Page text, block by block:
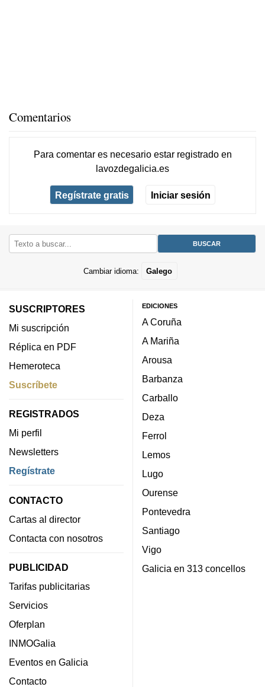
Comentarios
Para comentar es necesario estar registradoen
lavozdegalicia.es
Regístrate gratis Iniciar sesión
Cambiar idioma: Galego
SUSCRIPTORES
Mi suscripción
Réplica en PDF
Hemeroteca
Suscríbete
REGISTRADOS
Mi perfil
Newsletters
Regístrate
CONTACTO
Cartas al director
Contacta con nosotros
PUBLICIDAD
Tarifas publicitarias
Servicios
Oferplan
INMOGalia
Eventos en Galicia
Contacto
EDICIONES
A Coruña
A Mariña
Arousa
Barbanza
Carballo
Deza
Ferrol
Lemos
Lugo
Ourense
Pontevedra
Santiago
Vigo
Galicia en 313 concellos